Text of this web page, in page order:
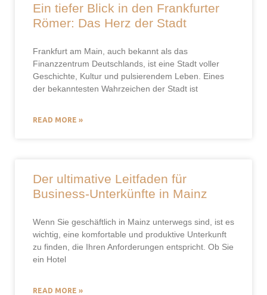
Ein tiefer Blick in den Frankfurter
Römer: Das Herz der Stadt
Frankfurt am Main, auch bekannt als das
Finanzzentrum Deutschlands, ist eine Stadt voller
Geschichte, Kultur und pulsierendem Leben. Eines
der bekanntesten Wahrzeichen der Stadt ist
READ MORE »
Der ultimative Leitfaden für
Business-Unterkünfte in Mainz
Wenn Sie geschäftlich in Mainz unterwegs sind, ist es
wichtig, eine komfortable und produktive Unterkunft
zu finden, die Ihren Anforderungen entspricht. Ob Sie
ein Hotel
READ MORE »